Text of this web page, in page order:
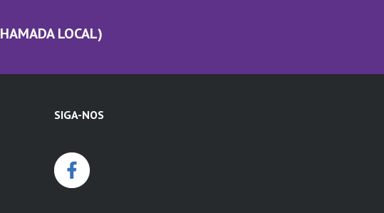
LOCAL)
SIGA-NOS